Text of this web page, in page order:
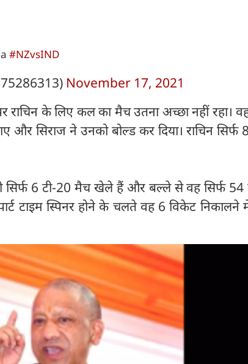
#NZvsIND
November 17, 2021
राचिन के लिए कल का मैच उतना अच्छा नहीं रहा।
और सिराज ने उनको बोल्ड कर दिया। राचिन सिर्फ
सिर्फ 6 टी-20 मैच खेले हैं और बल्ले से वह सिर्फ 54
टाइम स्पिनर होने के चलते वह 6 विकेट